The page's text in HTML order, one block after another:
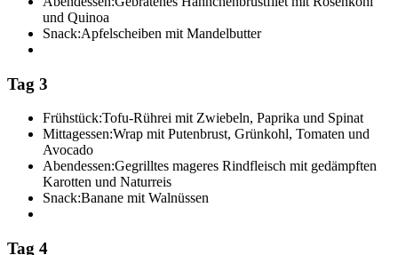
und Quinoa
Snack:Apfelscheiben mit Mandelbutter
Tag 3
Frühstück:Tofu-Rührei mit Zwiebeln, Paprika und Spinat
Mittagessen:Wrap mit Putenbrust, Grünkohl, Tomaten und
Avocado
Abendessen:Gegrilltes mageres Rindfleisch mit gedämpften
Karotten und Naturreis
Snack:Banane mit Walnüssen
Tag 4